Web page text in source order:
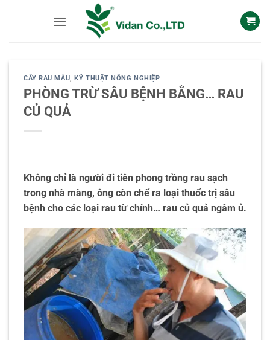
CÂY RAU MÀU,KỸ THUẬT NÔNG NGHIỆP
PHÒNG TRỪ SÂU BỆNH BẰNG… RAU
CỦ QUẢ
Không chỉ là người đi tiên phong trồng rau sạch
trong nhà màng, ông còn chế ra loại thuốc trị sâu
bệnh cho các loại rau từ chính… rau củ quả ngâm ủ.